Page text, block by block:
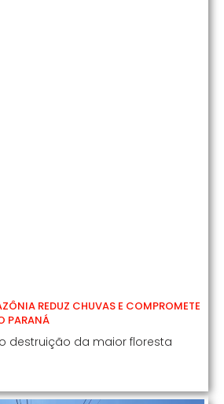
REDUZ CHUVAS E COMPROMETE
PARANÁ
destruição da maior floresta